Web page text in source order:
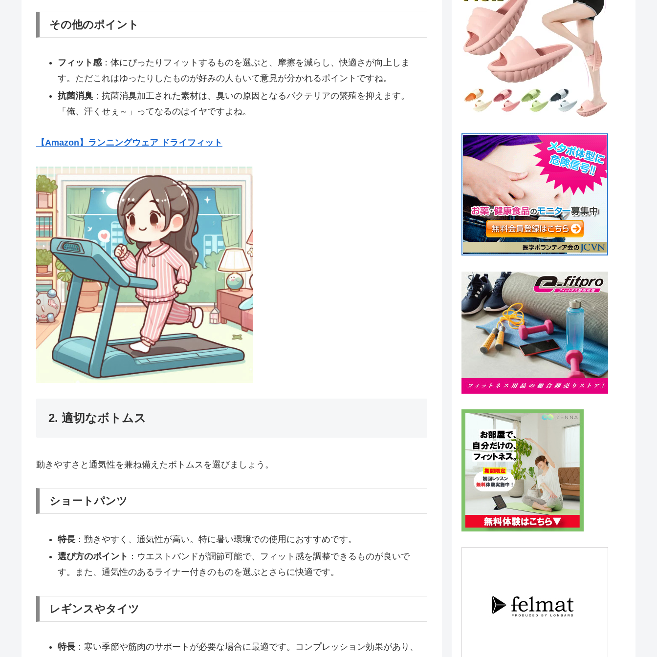
その他のポイント
フィット感：体にぴったりフィットするものを選ぶと、摩擦を減らし、快適さが向上しま
す。ただこれはゆったりしたものが好みの人もいて意見が分かれるポイントですね。
抗菌消臭：抗菌消臭加工された素材は、臭いの原因となるバクテリアの繁殖を抑えます。
「俺、汗くせぇ～」ってなるのはイヤですよね。
【Amazon】ランニングウェア ドライフィット
2. 適切なボトムス
動きやすさと通気性を兼ね備えたボトムスを選びましょう。
ショートパンツ
特長：動きやすく、通気性が高い。特に暑い環境での使用におすすめです。
選び方のポイント ：ウエストバンドが調節可能で、フィット感を調整できるものが良いで
す。また、通気性のあるライナー付きのものを選ぶとさらに快適です。
レギンスやタイツ
特長：寒い季節や筋肉のサポートが必要な場合に最適です。コンプレッション効果があり、